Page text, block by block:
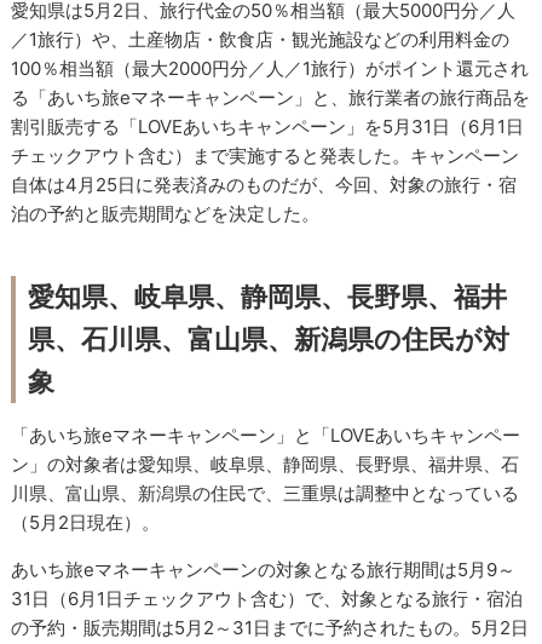
愛知県は5月2日、旅行代金の50％相当額（最大5000円分／人
／1旅行）や、土産物店・飲食店・観光施設などの利用料金の
100％相当額（最大2000円分／人／1旅行）がポイント還元され
る「あいち旅eマネーキャンペーン」と、旅行業者の旅行商品を
割引販売する「LOVEあいちキャンペーン」を5月31日（6月1日
チェックアウト含む）まで実施すると発表した。キャンペーン
自体は4月25日に発表済みのものだが、今回、対象の旅行・宿
泊の予約と販売期間などを決定した。
愛知県、岐阜県、静岡県、長野県、福井
県、石川県、富山県、新潟県の住民が対
象
「あいち旅eマネーキャンペーン」と「LOVEあいちキャンペー
ン」の対象者は愛知県、岐阜県、静岡県、長野県、福井県、石
川県、富山県、新潟県の住民で、三重県は調整中となっている
（5月2日現在）。
あいち旅eマネーキャンペーンの対象となる旅行期間は5月9～
31日（6月1日チェックアウト含む）で、対象となる旅行・宿泊
の予約・販売期間は5月2～31日までに予約されたもの。5月2日